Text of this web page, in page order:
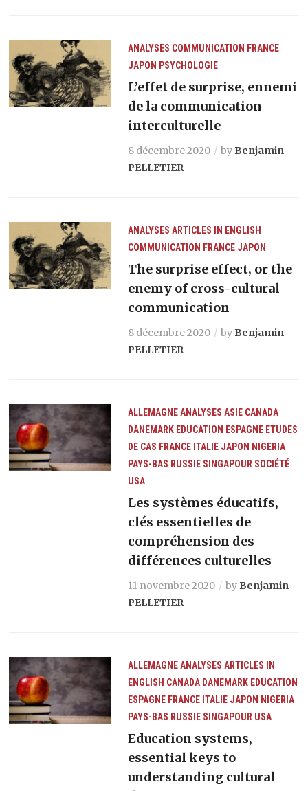
ANALYSES COMMUNICATION FRANCE
JAPON PSYCHOLOGIE
L’effet de surprise, ennemi
de la communication
interculturelle
8 décembre 2020 by Benjamin
PELLETIER
ANALYSES ARTICLES IN ENGLISH
COMMUNICATION FRANCE JAPON
The surprise effect, or the
enemy of cross-cultural
communication
8 décembre 2020 by Benjamin
PELLETIER
ALLEMAGNEANALYSES ASIE CANADA
DANEMARK EDUCATION ESPAGNE ETUDES
DE CAS FRANCE ITALIE JAPON NIGERIA
PAYS-BAS RUSSIE SINGAPOUR SOCIÉTÉ
USA
Les systèmes éducatifs,
clés essentielles de
compréhension des
différences culturelles
11 novembre 2020 by Benjamin
PELLETIER
ALLEMAGNEANALYSES ARTICLES IN
ENGLISH CANADA DANEMARK EDUCATION
ESPAGNE FRANCE ITALIE JAPON NIGERIA
PAYS-BAS RUSSIE SINGAPOUR USA
Education systems,
essential keys to
understanding cultural